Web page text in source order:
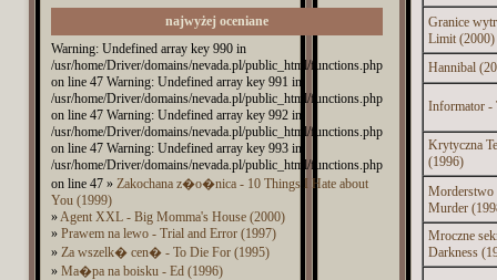
najwyżej oceniane
Warning: Undefined array key 990 in
/usr/home/Driver/domains/nevada.pl/public_html/functions.php
on line 47 Warning: Undefined array key 991 in
/usr/home/Driver/domains/nevada.pl/public_html/functions.php
on line 47 Warning: Undefined array key 992 in
/usr/home/Driver/domains/nevada.pl/public_html/functions.php
on line 47 Warning: Undefined array key 993 in
/usr/home/Driver/domains/nevada.pl/public_html/functions.php
on line 47 » Zakochana z�o�nica - 10 Things I Hate about
You (1999)
»Agent XXL - Big Momma's House (2000)
» Prawem na lewo - Trial and Error (1997)
» Za wszelk� cen� - To Die For (1995)
» Ma�pa na boisku - Ed (1996)
Granice
Limit (2000)
Hannibal
Informator -
Krytyczna
(1996)
Morderstwo
Murder
Mroczne
Darkness